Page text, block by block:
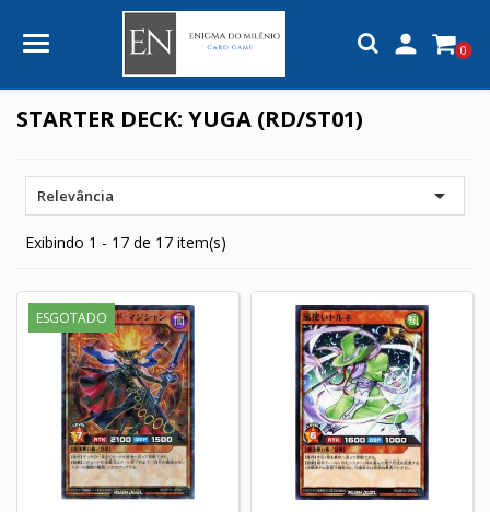
 0
STARTER DECK: YUGA (RD/ST01)
Relevância 
Exibindo 1 - 17 de 17 item(s)
ESGOTADO